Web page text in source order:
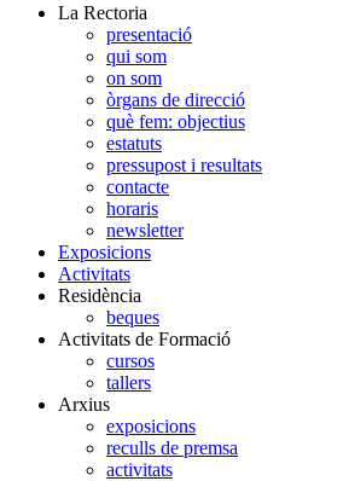
La Rectoria
presentació
qui som
on som
òrgans de direcció
què fem: objectius
estatuts
pressupost i resultats
contacte
horaris
newsletter
Exposicions
Activitats
Residència
beques
Activitats de Formació
cursos
tallers
Arxius
exposicions
reculls de premsa
activitats